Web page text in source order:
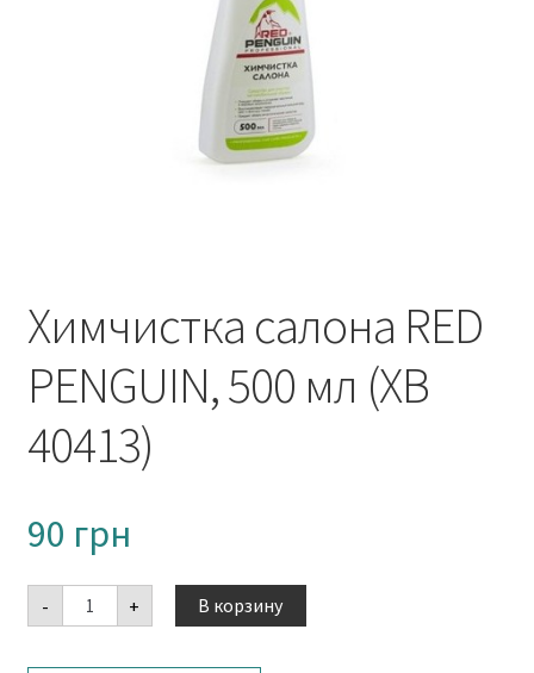
Сотрудничество
Блог
Контакты
Химчистка салона RED
PENGUIN, 500 мл (ХВ
40413)
90 грн
- Количество
+ В корзину